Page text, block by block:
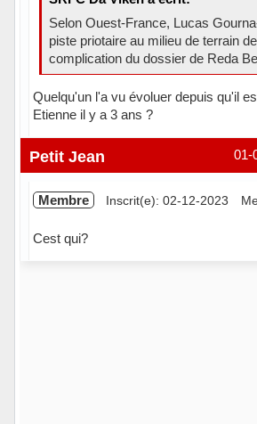
Selon Ouest-France, Lucas
piste priotaire au milieu de terrain
complication du dossier de Reda
Quelqu'un l'a vu évoluer depuis qu'il
Etienne il y a 3 ans ?
Hors ligne 01-
Petit Jean
Membre Inscrit(e): 02-12-2023
Cest qui?